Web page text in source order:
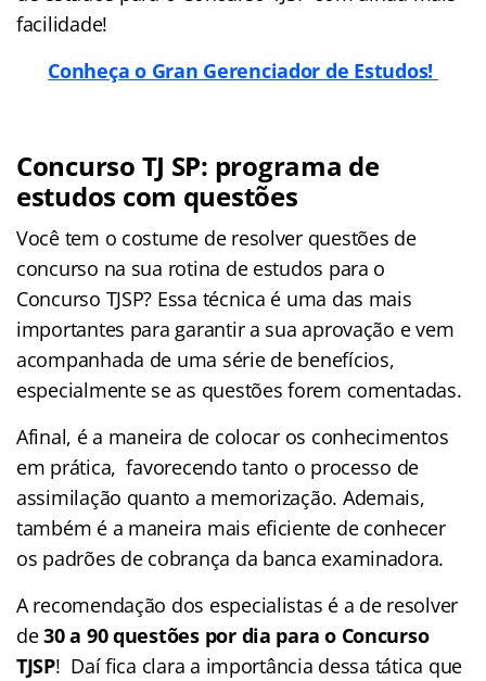
facilidade!
Conheça o Gran Gerenciador de Estudos!
Concurso TJ SP: programa de
estudos com questões
Você tem o costume de resolver questões de
concurso na sua rotina de estudos para o
Concurso TJSP? Essa técnica é uma das mais
importantes para garantir a sua aprovação e vem
acompanhada de uma série de benefícios,
especialmente se as questões forem comentadas.
Afinal, é a maneira de colocar os conhecimentos
em prática, favorecendo tanto o processo de
assimilação quanto a memorização. Ademais,
também é a maneira mais eficiente de conhecer
os padrões de cobrança da banca examinadora.
A recomendação dos especialistas é a de resolver
de30 a 90 questões por dia para o Concurso
TJSP! Daí fica clara a importância dessa tática que